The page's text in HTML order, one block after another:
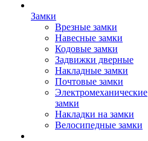
Замки
Врезные замки
Навесные замки
Кодовые замки
Задвижки дверные
Накладные замки
Почтовые замки
Электромеханические
замки
Накладки на замки
Велосипедные замки